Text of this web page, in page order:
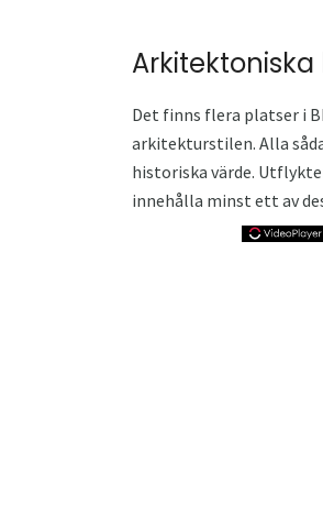
Det finns flera platser i
arkitekturstilen. Alla
historiska värde.
innehålla minst ett av